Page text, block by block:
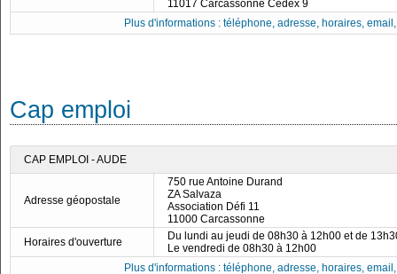
11017 Carcassonne Cedex 9
Plus d'informations : téléphone, adresse, horaires,
Cap emploi
CAP EMPLOI - AUDE
Adresse géopostale
750 rue Antoine Durand
ZA Salvaza
Association Défi 11
11000 Carcassonne
Horaires d'ouverture
Du lundi au jeudi de 08h30 à 12h00 et de
Le vendredi de 08h30 à 12h00
Plus d'informations : téléphone, adresse, horaires,